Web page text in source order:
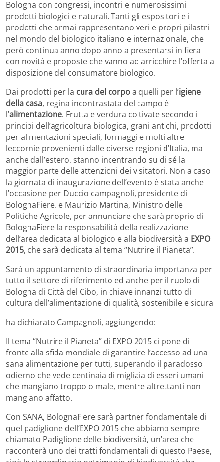
Bologna con congressi, incontri e numerosissimi
prodotti biologici e naturali. Tanti gli espositori e i
prodotti che ormai rappresentano veri e propri pilastri
nel mondo del biologico italiano e internazionale, che
però continua anno dopo anno a presentarsi in fiera
con novità e proposte che vanno ad arricchire l’offerta a
disposizione del consumatore biologico.
Dai prodotti per la cura del corpoa quelli per l’igiene
della casa, regina incontrastata del campo è
l’alimentazione. Frutta e verdura coltivate secondo i
principi dell’agricoltura biologica, grani antichi, prodotti
per alimentazioni speciali, formaggi e molti altre
leccornie provenienti dalle diverse regioni d’Italia, ma
anche dall’estero, stanno incentrando su di sé la
maggior parte delle attenzioni dei visitatori. Non a caso
la giornata di inaugurazione dell’evento è stata anche
l’occasione per Duccio campagnoli, presidente di
BolognaFiere, e Maurizio Martina, Ministro delle
Politiche Agricole, per annunciare che sarà proprio di
BolognaFiere la responsabilità della realizzazione
dell’area dedicata al biologico e alla biodiversità a EXPO
2015, che sarà dedicata al tema “Nutrire il Pianeta”.
Sarà un appuntamento di straordinaria importanza per
tutto il settore di riferimento ed anche per il ruolo di
Bologna di Città del Cibo, in chiave innanzi tutto di
cultura dell’alimentazione di qualità, sostenibile e sicura
ha dichiarato Campagnoli, aggiungendo:
Il tema “Nutrire il Pianeta” di EXPO 2015 ci pone di
fronte alla sfida mondiale di garantire l’accesso ad una
sana alimentazione per tutti, superando il paradosso
odierno che vede centinaia di migliaia di esseri umani
che mangiano troppo o male, mentre altrettanti non
mangiano affatto.
Con SANA, BolognaFiere sarà partner fondamentale di
quel padiglione dell’EXPO 2015 che abbiamo sempre
chiamato Padiglione delle biodiversità, un’area che
racconterà uno dei tratti fondamentali di questo Paese,